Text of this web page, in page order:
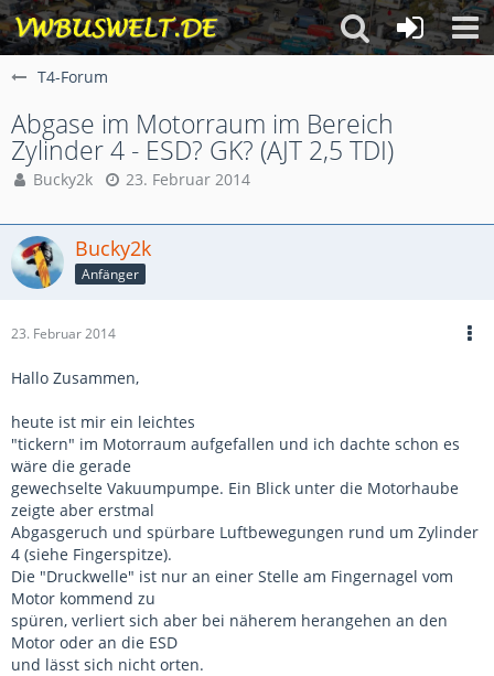
T4-Forum
Abgase im Motorraum im Bereich
Zylinder 4 - ESD? GK? (AJT 2,5 TDI)
Bucky2k 23. Februar 2014
Bucky2k
Anfänger
23. Februar 2014
Hallo Zusammen,
heute ist mir ein leichtes
"tickern" im Motorraum aufgefallen und ich dachte schon es
wäre die gerade
gewechselte Vakuumpumpe. Ein Blick unter die Motorhaube
zeigte aber erstmal
Abgasgeruch und spürbare Luftbewegungen rund um Zylinder
4 (siehe Fingerspitze).
Die "Druckwelle" ist nur an einer Stelle am Fingernagel vom
Motor kommend zu
spüren, verliert sich aber bei näherem herangehen an den
Motor oder an die ESD
und lässt sich nicht orten.